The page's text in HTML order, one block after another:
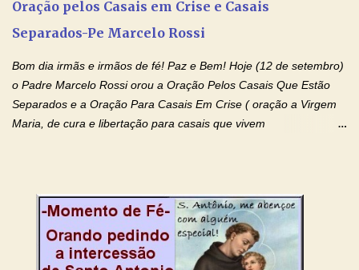
entregueis nas mãos do Santíssimo o meu pedido urgente (Fazer
o pedido). Acolhei, Nhá Chica, no vosso coração bondoso as
Oração pelos Casais em Crise e Casais
Separados-Pe Marcelo Rossi
Bom dia irmãs e irmãos de fé! Paz e Bem! Hoje (12 de setembro)
o Padre Marcelo Rossi orou a Oração Pelos Casais Que Estão
Separados e a Oração Para Casais Em Crise ( oração a Virgem
Maria, de cura e libertação para casais que vivem
no programa de rádio Momento de Fé, pela cura dos
relacionamentos. Seu relacionamento está doente? Você está
sofrendo? Então ouça o Momento de Fé e entre nesta corrente
de orações abençoadas, d eixe o Amor Ágape de Jesus curar e